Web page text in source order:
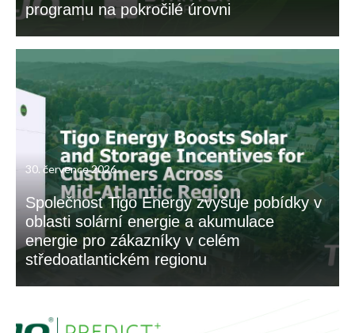
programu na pokročilé úrovni
30. července 2026
Společnost Tigo Energy zvyšuje pobídky v
oblasti solární energie a akumulace
energie pro zákazníky v celém
středoatlantickém regionu